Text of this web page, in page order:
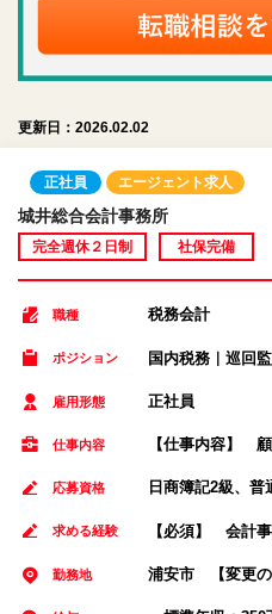
更新日：2026.02.02
正社員 エージェント求人
城井総合会計事務所
完全週休２日制 社保完備
職種 税務会計
ポジション 国内税務｜巡回
雇用形態 正社員
仕事内容 【仕事内容】
応募資格 日商簿記2級、
求める経験 【必須】 会計
勤務地 浦安市 【変更